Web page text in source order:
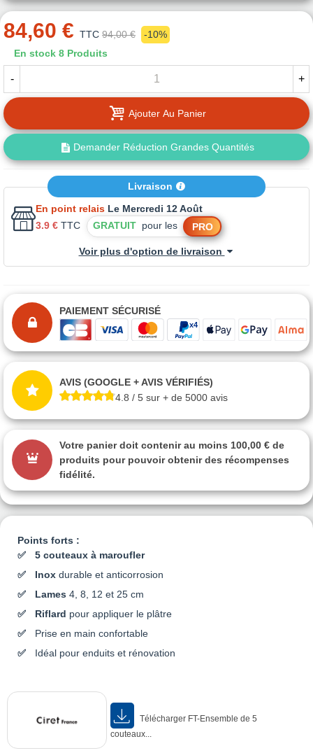
Points forts :
5 couteaux à maroufler
Inox durable et anticorrosion
Lames 4, 8, 12 et 25 cm
Riflard pour appliquer le plâtre
Prise en main confortable
Idéal pour enduits et rénovation
Télécharger FT-Ensemble de 5
couteaux...
84,60 € TTC 94,00 €
-10%
En stock 8 Produits
- +
Ajouter Au Panier
Demander Réduction Grandes Quantités
Livraison
En point relais Le Mercredi 12 Août
3.9 € TTC GRATUIT pour les PRO
Voir plus d'option de livraison
PAIEMENT SÉCURISÉ
AVIS (GOOGLE + AVIS VÉRIFIÉS)
4.8 / 5 sur + de 5000 avis
Votre panier doit contenir au moins 100,00 € de
produits pour pouvoir obtenir des récompenses
fidélité.